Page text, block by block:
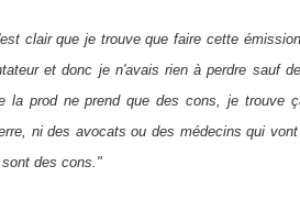
clair que je trouve que faire cette
et donc je n'avais rien à perdre sauf
la prod ne prend que des cons, je trouve
ni des avocats ou des médecins qui
des cons."